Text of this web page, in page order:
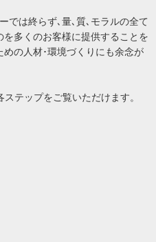
では終らず､量､質､モラルの全て
多くのお客様に提供することを
の人材･環境づくりにも余念が
テップをご覧いただけます。